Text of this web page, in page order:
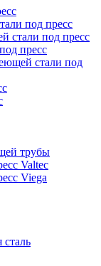
под пресс
стали под пресс
пресс
стали под
трубы
Valtec
Viega